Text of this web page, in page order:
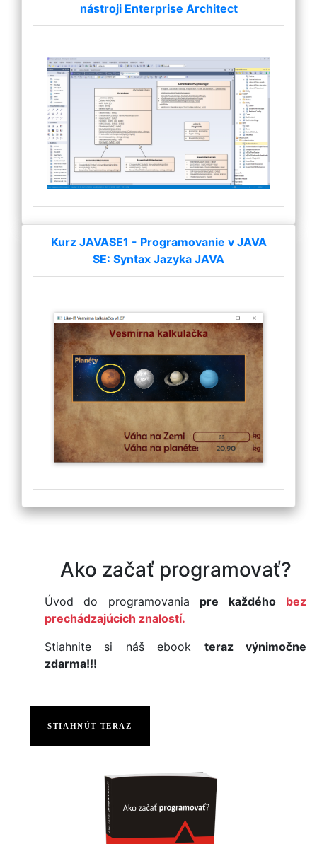
nástroji Enterprise Architect
Kurz JAVASE1 - Programovanie v JAVA
SE: Syntax Jazyka JAVA
Ako začať programovať?
Úvod do programovania pre každého
bez
prechádzajúcich znalostí.
Stiahnite si náš ebook teraz výnimočne
zdarma!!!
STIAHNÚT TERAZ